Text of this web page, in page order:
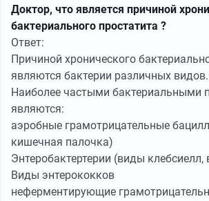
Доктор, что является причиной
бактериального простатита ?
Ответ:
Причиной хронического
являются бактерии различных видов.
Наиболее частыми бактериальными
являются:
аэробные грамотрицательные
кишечная палочка)
Энтеробактертерии (виды клебсиелл,
Виды энтерококков
неферментирующие